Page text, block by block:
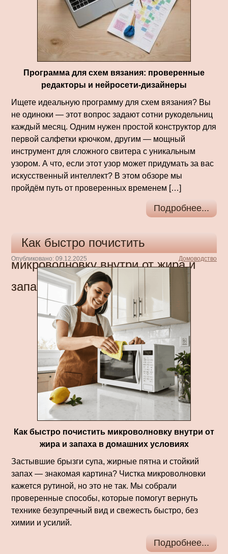
Программа для схем вязания: проверенные
редакторы и нейросети-дизайнеры
Ищете идеальную программу для схем вязания? Вы
не одиноки — этот вопрос задают сотни рукодельниц
каждый месяц. Одним нужен простой конструктор для
первой салфетки крючком, другим — мощный
инструмент для сложного свитера с уникальным
узором. А что, если этот узор может придумать за вас
искусственный интеллект? В этом обзоре мы
пройдём путь от проверенных временем […]
Подробнее...
Как быстро почистить
микроволновку внутри от жира и
запаха в домашних условиях
Опубликовано: 09.12.2025 Домоводство
Как быстро почистить микроволновку внутри от
жира и запаха в домашних условиях
Застывшие брызги супа, жирные пятна и стойкий
запах — знакомая картина? Чистка микроволновки
кажется рутиной, но это не так. Мы собрали
проверенные способы, которые помогут вернуть
технике безупречный вид и свежесть быстро, без
химии и усилий.
Подробнее...